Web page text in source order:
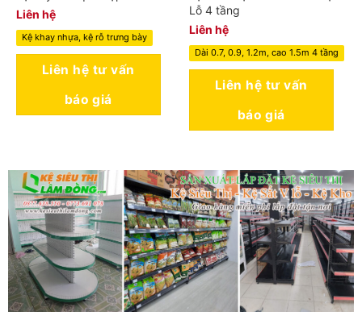
Liên hệ
Kệ khay nhựa, kệ rỗ trưng bày
Liên hệ tư vấn
báo giá
Lỗ 4 tầng
Liên hệ
Dài 0.7, 0.9, 1.2m, cao 1.5m 4 tầng
Liên hệ tư vấn
báo giá